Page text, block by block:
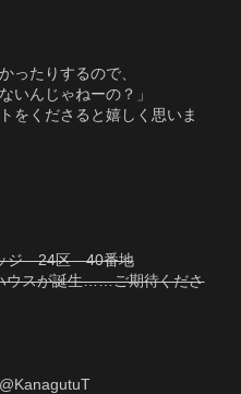
ったりするので、
いんじゃねーの？」
をくださると嬉しく思いま
　24区　40番地
スが誕生……ご期待くださ